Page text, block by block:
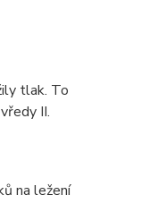
tlak. To
II.
na ležení